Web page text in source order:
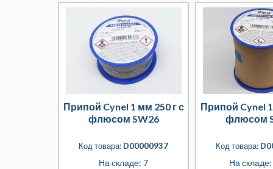
Припой Cynel 1 мм 250 г с
флюсом SW26
Код товара: D00000937
На складе: 7
Припой Cynel
флюсом
Код товара:
На